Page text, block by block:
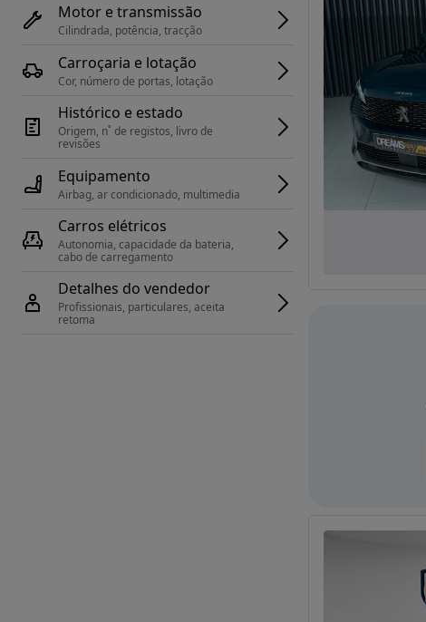
Motor e transmissão
Cilindrada, potência, tracção
Carroçaria e lotação
Cor, número de portas, lotação
Histórico e estado
Origem, n˚ de registos, livro de
revisões
Equipamento
Airbag, ar condicionado, multimedia
Carros elétricos
Autonomia, capacidade da bateria,
cabo de carregamento
Detalhes do vendedor
Profissionais, particulares, aceita
retoma